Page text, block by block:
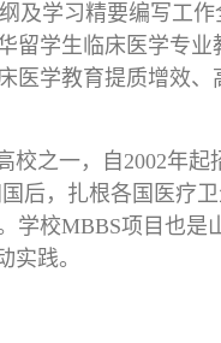
及学习精要编写工作
留学生临床医学专业
医学教育提质增效、
校之一，自2002年起
后，扎根各国医疗
学校MBBS项目也是
践。